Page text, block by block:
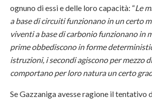
ognuno di essi e delle loro capacità: “Le
a base di circuiti funzionano in un certo
viventi a base di carbonio funzionano in
prime obbediscono in forme
istruzioni, i secondi agiscono per mezzo
comportano per loro natura un certo
Se Gazzaniga avesse ragione il tentativo